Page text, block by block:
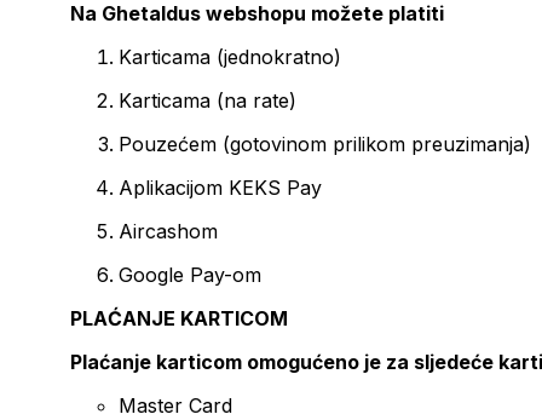
Na Ghetaldus webshopu možete platiti
Karticama (jednokratno)
Karticama (na rate)
Pouzećem (gotovinom prilikom preuzimanja)
Aplikacijom KEKS Pay
Aircashom
Google Pay-om
PLAĆANJE KARTICOM
Plaćanje karticom omogućeno je za sljedeće
Master Card